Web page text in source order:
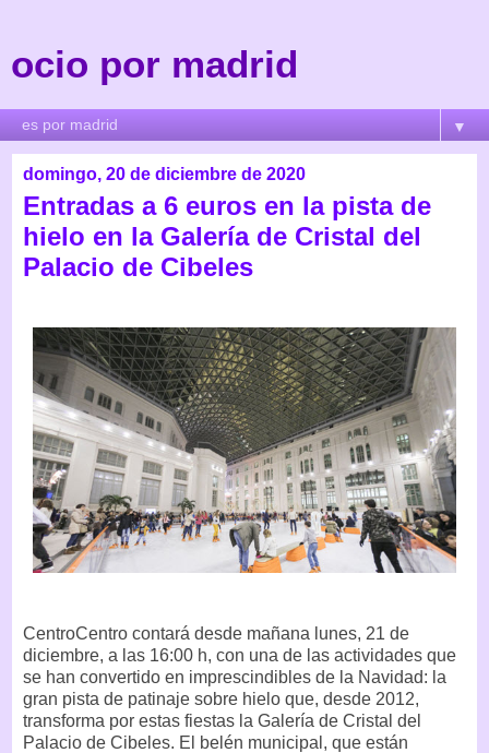
ocio por madrid
▼
domingo, 20 de diciembre de 2020
Entradas a 6 euros en la pista de
hielo en la Galería de Cristal del
Palacio de Cibeles
CentroCentro contará desde mañana lunes, 21 de
diciembre, a las 16:00 h, con una de las actividades que
se han convertido en imprescindibles de la Navidad: la
gran pista de patinaje sobre hielo que, desde 2012,
transforma por estas fiestas la Galería de Cristal del
Palacio de Cibeles. El belén municipal, que están